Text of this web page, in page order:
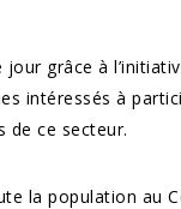
grâce à
intéressés à
de ce secteur.
la population au